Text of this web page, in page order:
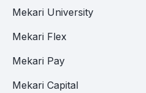
Mekari University
Mekari Flex
Mekari Pay
Mekari Capital